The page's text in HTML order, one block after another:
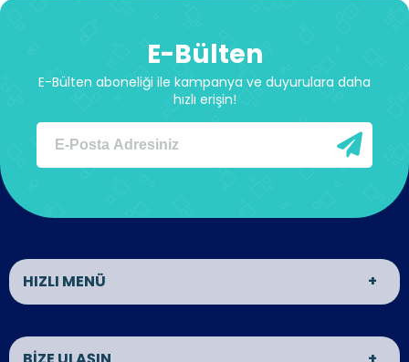
E-Bülten
E-Bülten aboneliği ile kampanya ve duyurulara daha
hızlı erişin!
HIZLI MENÜ
Karel Telefon Santral
Ericsson Lg iPECS Telefon